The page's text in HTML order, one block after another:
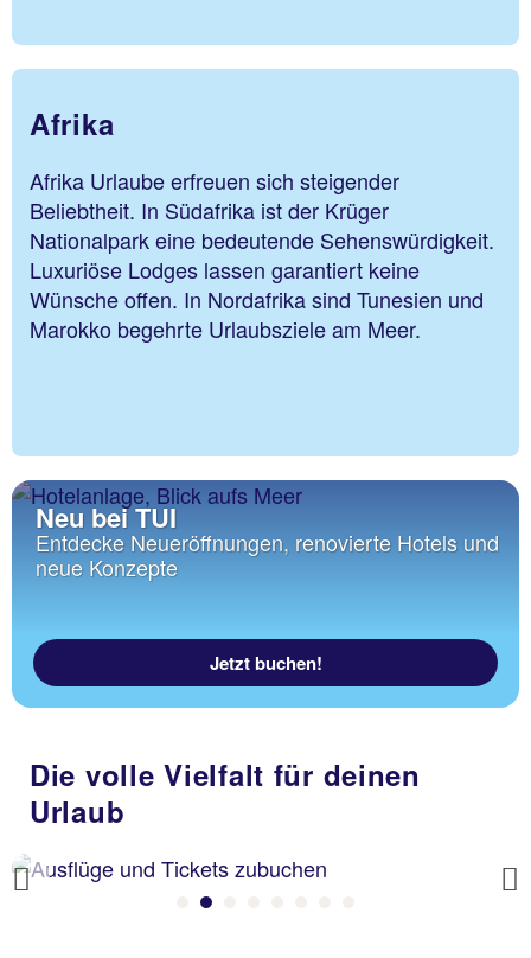
Afrika
Afrika Urlaube erfreuen sich steigender
Beliebtheit. In Südafrika ist der Krüger
Nationalpark eine bedeutende Sehenswürdigkeit.
Luxuriöse Lodges lassen garantiert keine
Wünsche offen. In Nordafrika sind Tunesien und
Marokko begehrte Urlaubsziele am Meer.
Neu bei TUI
Entdecke Neueröffnungen, renovierte Hotels und
neue Konzepte
Jetzt buchen!
Die volle Vielfalt für deinen
Urlaub
Previous